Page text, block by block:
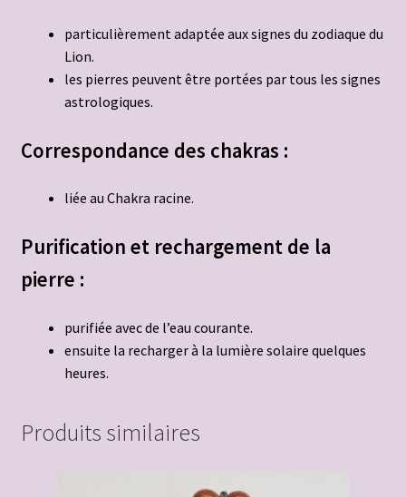
particulièrement adaptée aux signes du zodiaque du
Lion.
les pierres peuvent être portées par tous les signes
astrologiques.
Correspondance des chakras :
liée au Chakra racine.
Purification et rechargement de la
pierre :
purifiée avec de l’eau courante.
ensuite la recharger à la lumière solaire quelques
heures.
Produits similaires